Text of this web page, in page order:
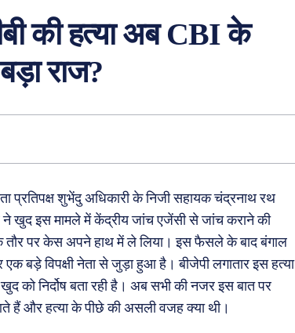
की हत्या अब CBI के
राज?
प्रतिपक्ष शुभेंदु अधिकारी के निजी सहायक चंद्रनाथ रथ
ने खुद इस मामले में केंद्रीय जांच एजेंसी से जांच कराने की
तौर पर केस अपने हाथ में ले लिया। इस फैसले के बाद बंगाल
बड़े विपक्षी नेता से जुड़ा हुआ है। बीजेपी लगातार इस हत्या
को निर्दोष बता रही है। अब सभी की नजर इस बात पर
हैं और हत्या के पीछे की असली वजह क्या थी।